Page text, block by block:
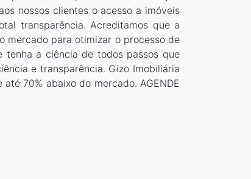
nossos clientes o acesso a imóveis
transparência. Acreditamos que a
mercado para otimizar o processo de
tenha a ciência de todos passos que
e transparência. Gizo Imobiliária
70% abaixo do mercado. AGENDE